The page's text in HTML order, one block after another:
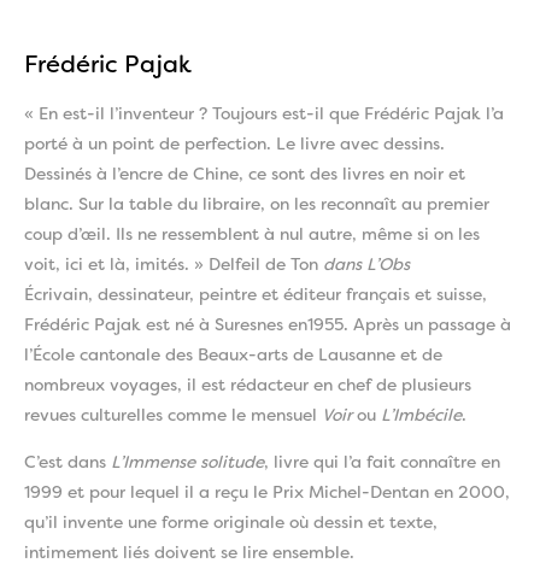
Frédéric Pajak
« En est-il l’inventeur ? Toujours est-il que Frédéric Pajak l’a
porté à un point de perfection. Le livre avec dessins.
Dessinés à l’encre de Chine, ce sont des livres en noir et
blanc. Sur la table du libraire, on les reconnaît au premier
coup d’œil. Ils ne ressemblent à nul autre, même si on les
voit, ici et là, imités. » Delfeil de Ton dans L’Obs
Écrivain, dessinateur, peintre et éditeur français et suisse,
Frédéric Pajak est né à Suresnes en1955. Après un passage à
l’École cantonale des Beaux-arts de Lausanne et de
nombreux voyages, il est rédacteur en chef de plusieurs
revues culturelles comme le mensuel
Voirou L’Imbécile.
C’est dans L’Immense solitude, livre qui l’a fait connaître en
1999 et pour lequel il a reçu le Prix Michel-Dentan en 2000,
qu’il invente une forme originale où dessin et texte,
intimement liés doivent se lire ensemble.